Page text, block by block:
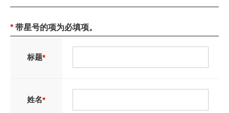
* 带星号的项为必填项。
标题*
姓名*